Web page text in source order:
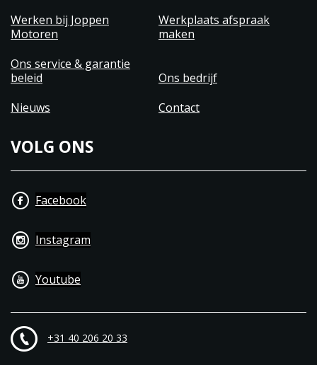
Werken bij Joppen
Motoren
Werkplaats afspraak
maken
Ons service & garantie
beleid
Ons bedrijf
Nieuws
Contact
VOLG ONS
Facebook
Instagram
Youtube
+31 40 206 20 33